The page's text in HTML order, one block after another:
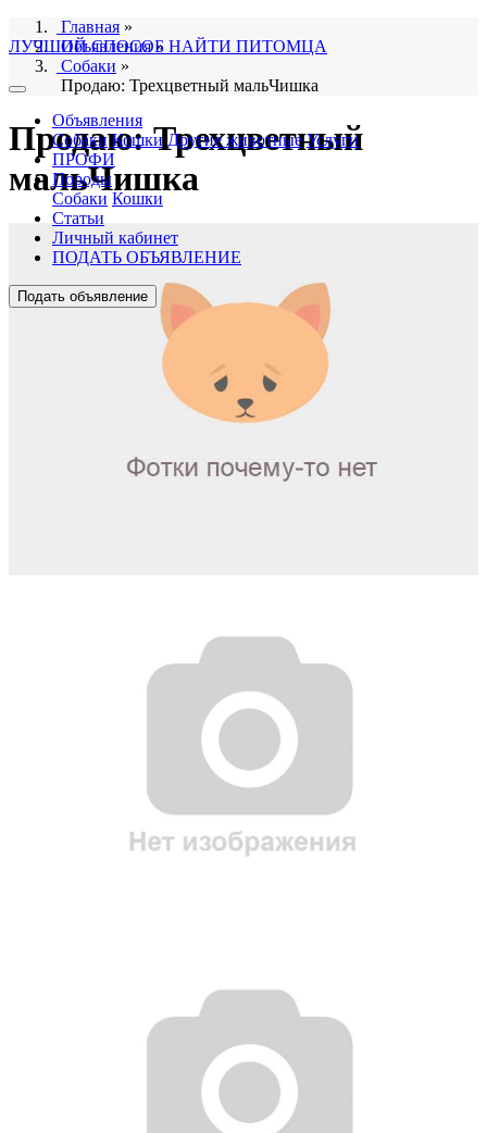
ЛУЧШИЙ СПОСОБ НАЙТИ ПИТОМЦА
Объявления
Собаки Кошки Другие животные Услуги
ПРОФИ
Породы
Собаки Кошки
Статьи
Личный кабинет
ПОДАТЬ ОБЪЯВЛЕНИЕ
Подать объявление
Главная »
Объявления»
Собаки »
Продаю: Трехцветный мальЧишка
Продаю: Трехцветный
мальЧишка